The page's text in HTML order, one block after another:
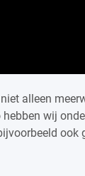
alleen
wij
ook